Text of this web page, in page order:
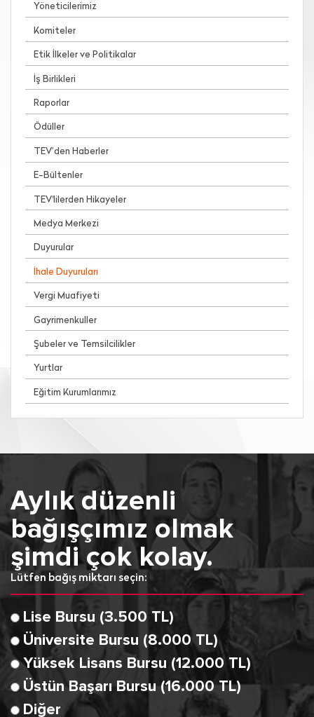
Yöneticilerimiz
Komiteler
Etik İlkeler ve Politikalar
İş Birlikleri
Raporlar
Ödüller
TEV’den Haberler
E-Bültenler
TEV'lilerden Hikayeler
Medya Merkezi
Duyurular
İhale Duyuruları
Vergi Muafiyeti
Gayrimenkuller
Şubeler ve Temsilcilikler
Yurtlar
Eğitim Kurumlarımız
Aylık düzenli
bağışçımız olmak
şimdi çok kolay.
Lütfen bağış miktarı seçin:
Lise Bursu (3.500 TL)
Üniversite Bursu (8.000 TL)
Yüksek Lisans Bursu (12.000 TL)
Üstün Başarı Bursu (16.000 TL)
Diğer